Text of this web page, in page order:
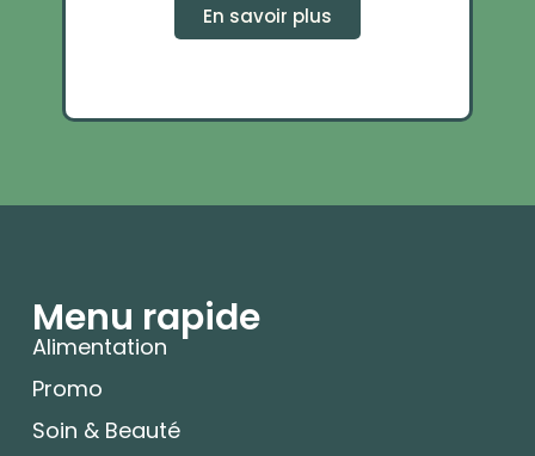
En savoir plus
Menu rapide
Alimentation
Promo
Soin & Beauté